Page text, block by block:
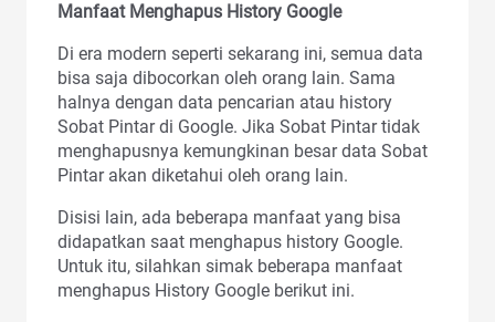
Manfaat Menghapus History Google
Di era modern seperti sekarang ini, semua data
bisa saja dibocorkan oleh orang lain. Sama
halnya dengan data pencarian atau history
Sobat Pintar di Google. Jika Sobat Pintar tidak
menghapusnya kemungkinan besar data Sobat
Pintar akan diketahui oleh orang lain.
Disisi lain, ada beberapa manfaat yang bisa
didapatkan saat menghapus history Google.
Untuk itu, silahkan simak beberapa manfaat
menghapus History Google berikut ini.